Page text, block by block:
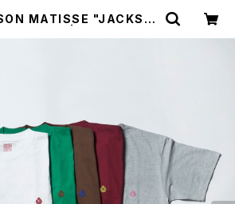
MATISSE "JACKSO